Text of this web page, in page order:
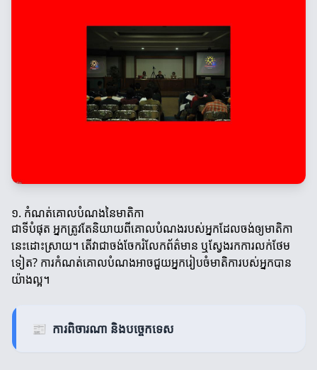
១. កំណត់គោលបំណងនៃមាតិកា
ជាទីបំផុត អ្នកត្រូវតែនិយាយពីគោលបំណងរបស់អ្នកដែលចង់ឲ្យមាតិកា
នេះដោះស្រាយ។ តើវាជាចង់ចែករំលែកព័ត៌មាន ឬស្វែងរកការលក់ថែម
ទៀត? ការកំណត់គោលបំណងអាចជួយអ្នករៀបចំមាតិការបស់អ្នកបាន
យ៉ាងល្អ។
📰 ការពិចារណា និងបច្ចេកទេស